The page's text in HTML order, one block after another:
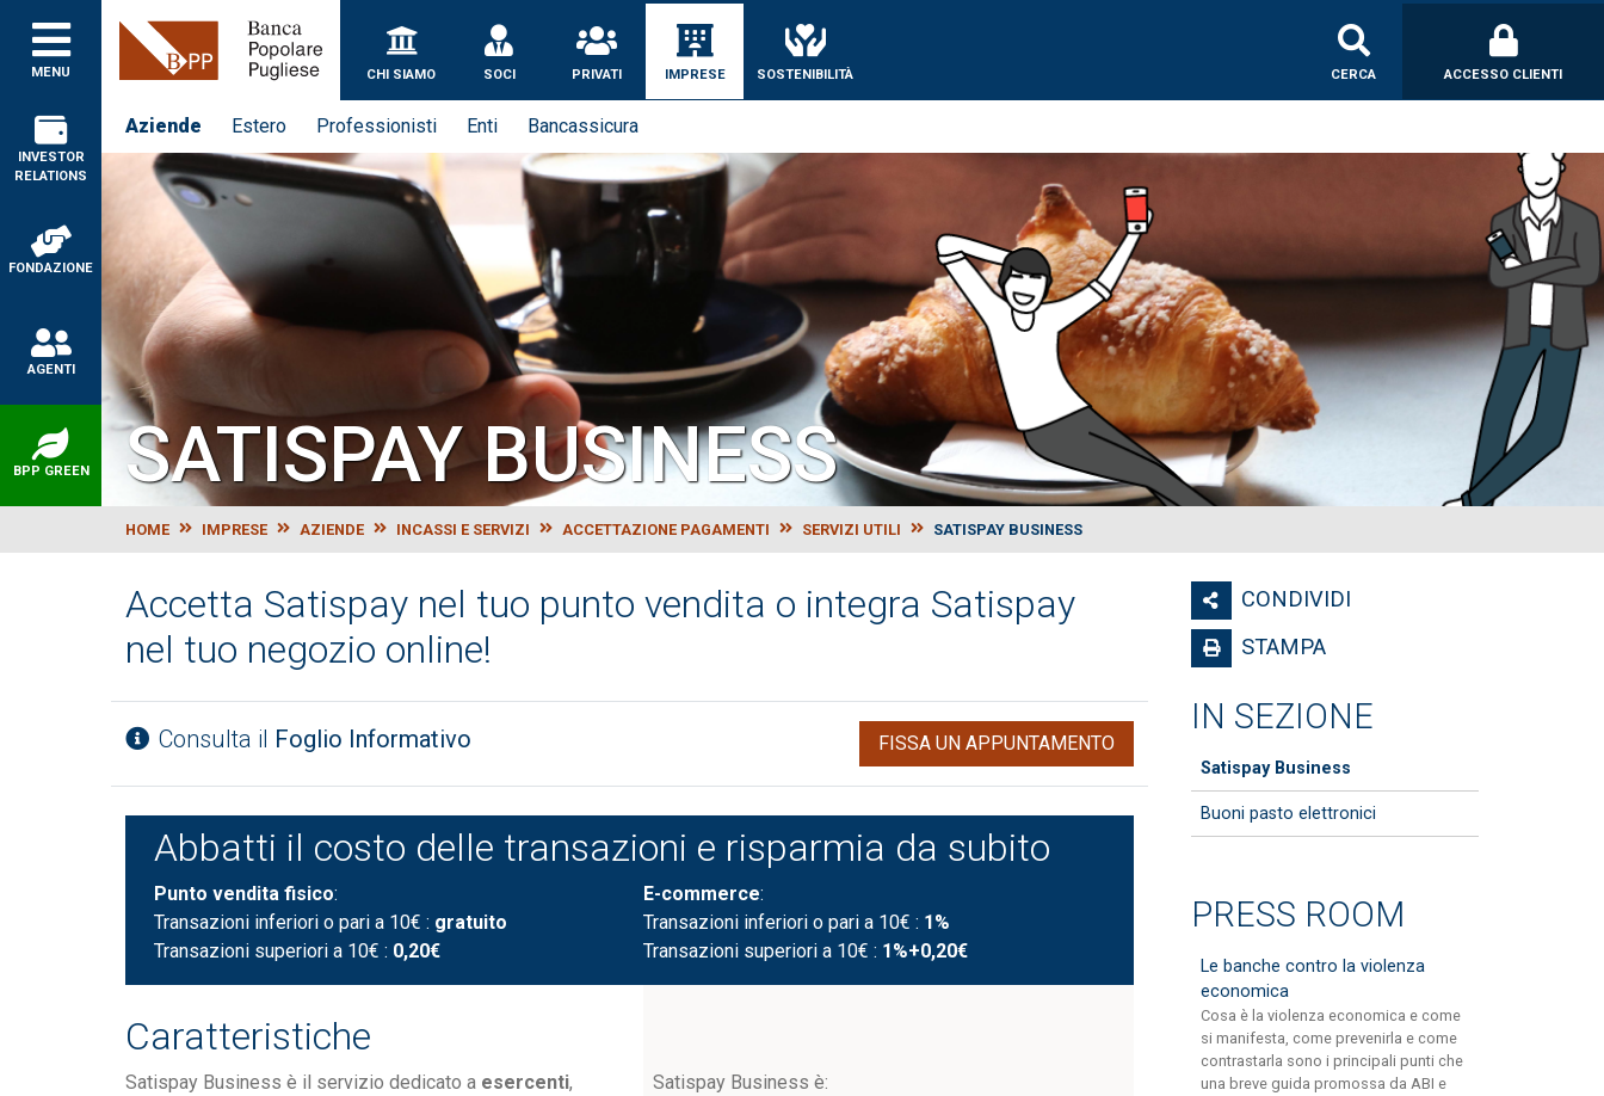
MENU
Banca Popolare Pugliese
CHI SIAMO SOCI PRIVATI IMPRESE SOSTENIBILITÀ
Aziende Estero Professionisti Enti Bancassicura
INVESTOR
RELATIONS
FONDAZIONE
AGENTI
BPP GREEN
CERCA ACCESSO CLIENTI
SATISPAY BUSINESS
HOME IMPRESE AZIENDE INCASSI E SERVIZI ACCETTAZIONE PAGAMENTI SERVIZI UTILI SATISPAY BUSINESS
Accetta Satispay nel tuo punto vendita o integra Satispay
nel tuo negozio online!
Consulta il Foglio Informativo FISSA UN APPUNTAMENTO
Abbatti il costo delle transazioni e risparmia da subito
Punto vendita fisico:
Transazioni inferiori o pari a 10€ : gratuito
Transazioni superiori a 10€ : 0,20€
E-commerce:
Transazioni inferiori o pari a 10€ : 1%
Transazioni superiori a 10€ : 1%+0,20€
Caratteristiche
Satispay Business è il servizio dedicato a esercenti,
Satispay Business è:
CONDIVIDI
STAMPA
IN SEZIONE
Satispay Business
Buoni pasto elettronici
PRESS ROOM
Le banche contro la violenza
economica
Cosa è la violenza economica e come
si manifesta, come prevenirla e come
contrastarla sono i principali punti che
una breve guida promossa da ABI e